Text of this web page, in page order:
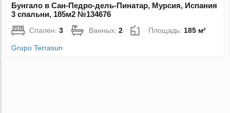
Бунгало в Сан-Педро-дель-Пинатар, Мурсия, Испания
3 спальни, 185м2 №134676
Спален:3 Ванных:2 Площадь: 185 м²
Grupo Terrasun